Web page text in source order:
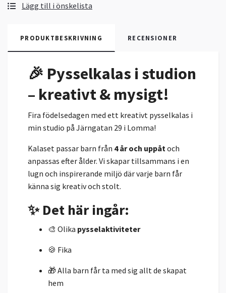
Lägg till i önskelista
PRODUKTBESKRIVNING RECENSIONER
🎉 Pysselkalas i studion
– kreativt & mysigt!
Fira födelsedagen med ett kreativt pysselkalas i
min studio på Järngatan 29 i Lomma!
Kalaset passar barn från 4 år och uppåtoch
anpassas efter ålder. Vi skapar tillsammans i en
lugn och inspirerande miljö där varje barn får
känna sig kreativ och stolt.
✨ Det här ingår:
🎨 Olika pysselaktiviteter
🍪 Fika
🎁 Alla barn får ta med sig allt de skapat
hem